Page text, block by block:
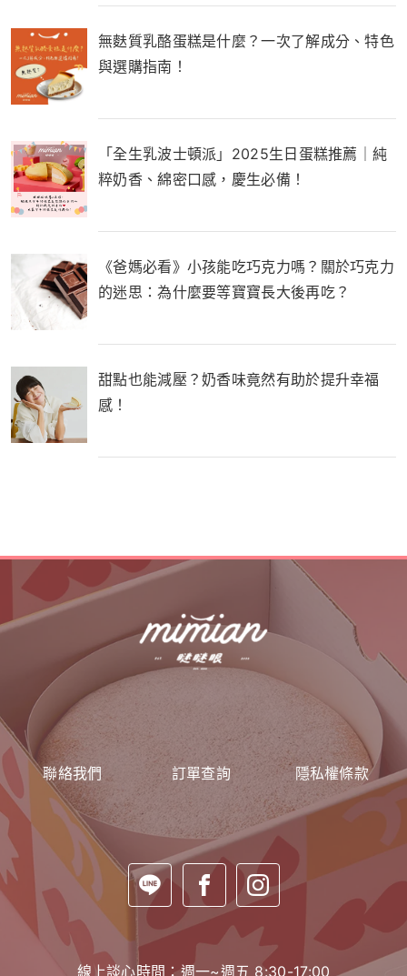
無麩質乳酪蛋糕是什麼？一次了解成分、特色
與選購指南！
「全生乳波士頓派」2025生日蛋糕推薦｜純
粹奶香、綿密口感，慶生必備！
《爸媽必看》小孩能吃巧克力嗎？關於巧克力
的迷思：為什麼要等寶寶長大後再吃？
甜點也能減壓？奶香味竟然有助於提升幸福
感！
聯絡我們 訂單查詢 隱私權條款
線上談心時間：週一~週五 8:30-17:00